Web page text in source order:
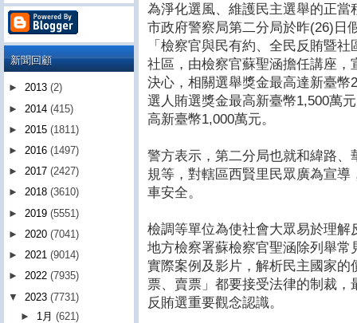
為淨化選風、維護民主選舉的正
市政府警察局第二分局於昨(26)日
「檢察官與民有約、全民反賄暨
社區，由檢察官蘇聖涵擔任講座
決心，相關選舉獎金最高達新臺
選人賄選獎金最高新臺幣1,500萬
高新臺幣1,000萬元。
警方表示，第二分局也就和緯路
規等，對轄區西賢里民眾廣為宣
車安全。
檢調等單位為使社會大眾易於理
地方檢察署蘇檢察官聖涵除列舉
實際案例及影片，解析民主國家
票、賣票」都要接受法律的制裁
反賄選重要觀念認識。
新聞回顧
► 2013 (2)
► 2014 (415)
► 2015 (1811)
► 2016 (1497)
► 2017 (2427)
► 2018 (3610)
► 2019 (5551)
► 2020 (7041)
► 2021 (9014)
► 2022 (7935)
▼ 2023 (7731)
► 1月(621)